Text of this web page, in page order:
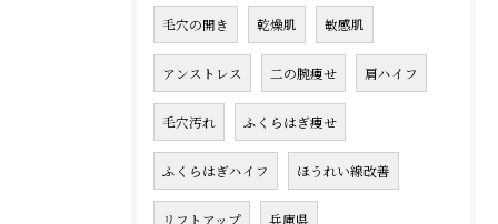
毛穴の開き 乾燥肌 敏感肌
アンストレス 二の腕痩せ 肩ハイフ
毛穴汚れ ふくらはぎ痩せ
ふくらはぎハイフ ほうれい線改善
リフトアップ 兵庫県